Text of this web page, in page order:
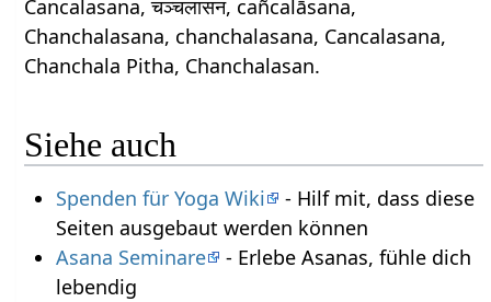
Cancalasana, चञ्चलासन, cañcalāsana,
Chanchalasana, chanchalasana, Cancalasana,
Chanchala Pitha, Chanchalasan.
Siehe auch
Spenden für Yoga Wiki
- Hilf mit, dass diese
Seiten ausgebaut werden können
Asana Seminare
- Erlebe Asanas, fühle dich
lebendig